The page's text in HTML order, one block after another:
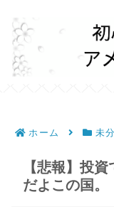
ホーム 未
【悲報】投
だよこの国。